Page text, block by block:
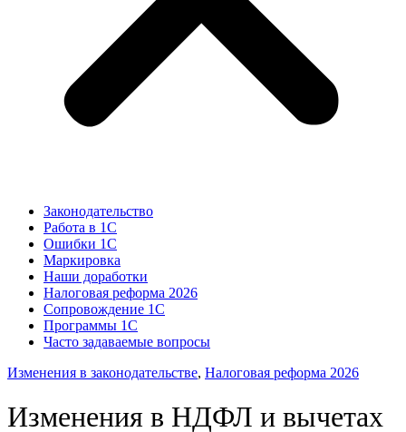
Законодательство
Работа в 1С
Ошибки 1С
Маркировка
Наши доработки
Налоговая реформа 2026
Сопровождение 1С
Программы 1С
Часто задаваемые вопросы
Изменения в законодательстве, Налоговая реформа 2026
Изменения в НДФЛ и вычетах